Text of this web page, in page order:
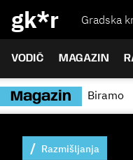
gk*r Gradska
VODIČ MAGAZIN
Magazin Biramo
Razmišljanja